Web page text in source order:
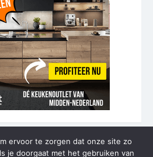
ervoor te zorgen dat onze site zo
je doorgaat met het gebruiken van